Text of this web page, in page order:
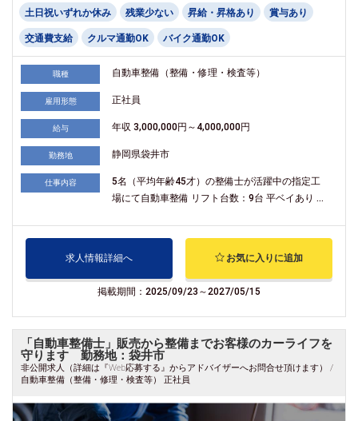
土日祝いずれか休み 残業少ない 昇給・昇格あり 賞与あり
交通費支給 クルマ通勤OK バイク通勤OK
職種 自動車整備（整備・修理・検査等）
雇用形態 正社員
給与 年収 3,000,000円～4,000,000円
勤務地 静岡県袋井市
仕事内容
5名（平均年齢45才）の整備士が活躍中の指定工
場にて自動車整備 リフト台数：9台 平ベイあり ...
求人情報詳細へ お気に入りに追加
掲載期間：2025/09/23～2027/05/15
「自動車整備士」販売から整備までお客様のカーライフを
守ります 勤務地：袋井市
非公開求人（詳細は『Web応募する』からアドバイザーへお問合せ頂けます） /
自動車整備（整備・修理・検査等） 正社員